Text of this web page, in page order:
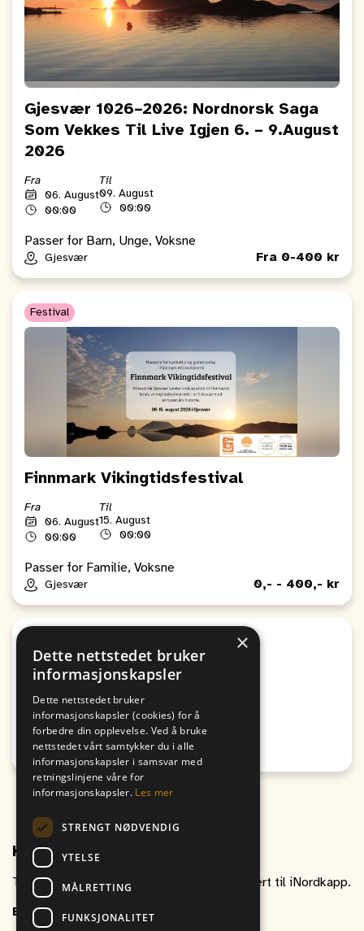
Gjesvær 1026–2026: Nordnorsk Saga
Som Vekkes Til Live Igjen 6. – 9.August
2026
Fra
06. August
00:00
Til
09. August
00:00
Passer for Barn, Unge, Voksne
Gjesvær Fra 0-400 kr
Festival
Finnmark Vikingtidsfestival
Fra
06. August
00:00
Til
15. August
00:00
Passer for Familie, Voksne
Gjesvær 0,- - 400,- kr
Altaturneringen 2026 G13
Fra
Til
06. August
17:30
Honningsvåg
Kontakt oss
Ta gjerne kontakt om du har spørsmål relatert til iNordkapp.
E-post inordkapp@vitikka.no
×
Dette nettstedet bruker
informasjonskapsler
Dette nettstedet bruker
informasjonskapsler (cookies) for å
forbedre din opplevelse. Ved å bruke
nettstedet vårt samtykker du i alle
informasjonskapsler i samsvar med
retningslinjene våre for
informasjonskapsler. Les mer
STRENGT NØDVENDIG
YTELSE
MÅLRETTING
FUNKSJONALITET